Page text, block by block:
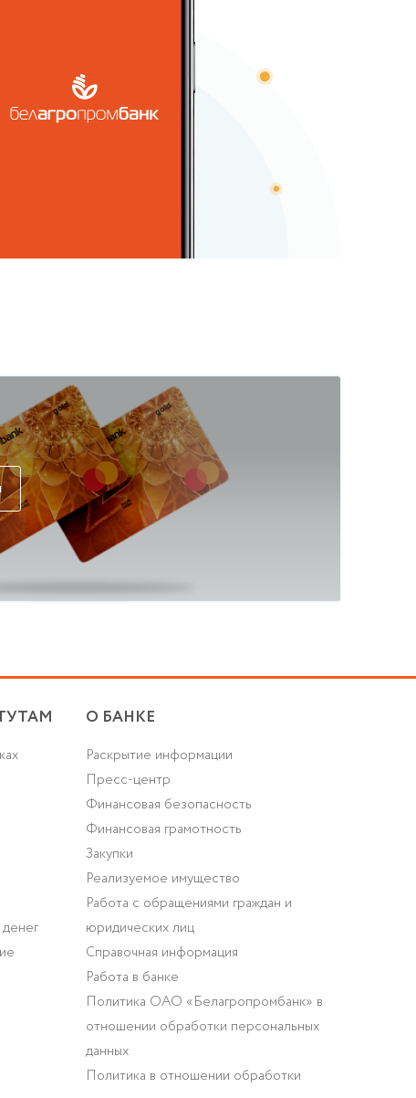
О БАНКЕ
Раскрытие информации
Пресс-центр
Финансовая безопасность
Финансовая грамотность
Закупки
Реализуемое имущество
Работа с обращениями граждан и
юридических лиц
Справочная информация
Работа в банке
Политика ОАО «Белагропромбанк» в
отношении обработки персональных
данных
Политика в отношении обработки